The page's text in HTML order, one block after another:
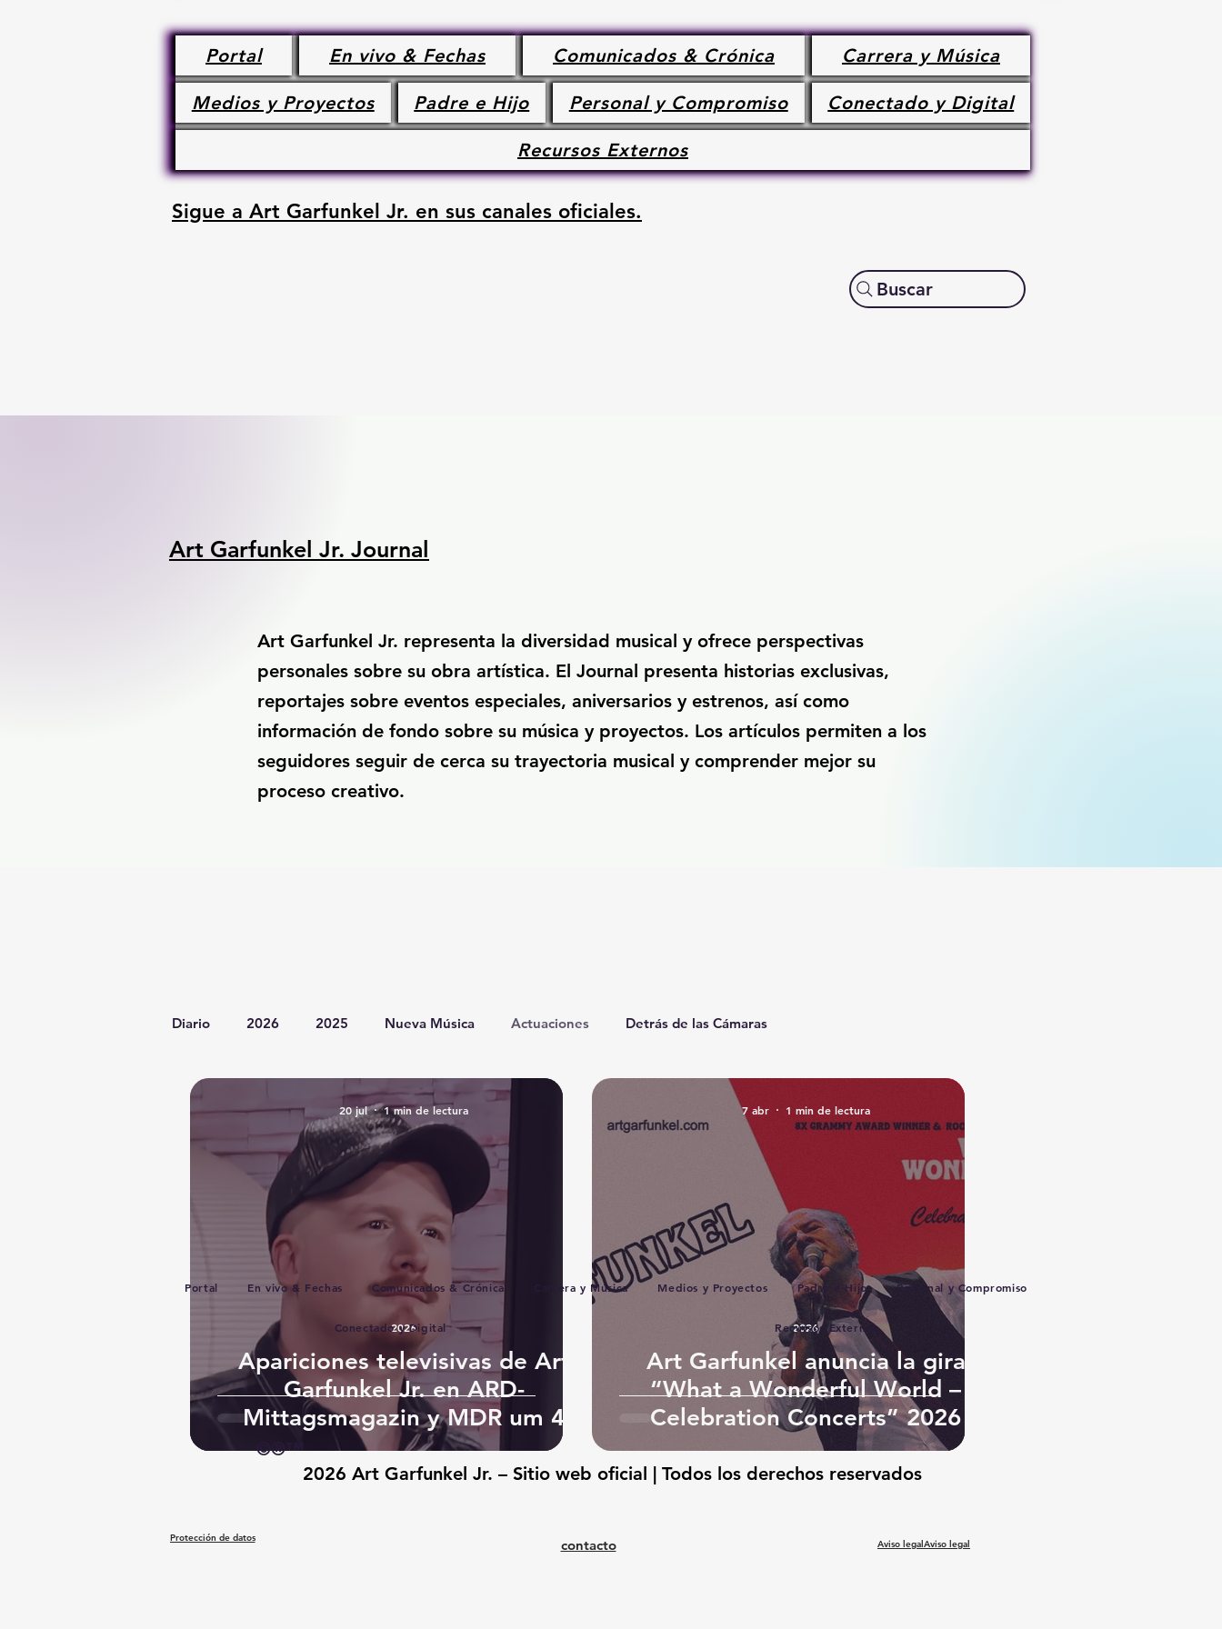
Portal En vivo & Fechas Comunicados & Crónica Carrera y Música
Medios y Proyectos Padre e Hijo Personal y Compromiso Conectado y Digital
Recursos Externos
Sigue a Art Garfunkel Jr. en sus canales oficiales.
Buscar
Art Garfunkel Jr. Journal
Art Garfunkel Jr. representa la diversidad musical y ofrece perspectivas
personales sobre su obra artística. El Journal presenta historias exclusivas,
reportajes sobre eventos especiales, aniversarios y estrenos, así como
información de fondo sobre su música y proyectos. Los artículos permiten a los
seguidores seguir de cerca su trayectoria musical y comprender mejor su
proceso creativo.
Diario 2026 2025 Nueva Música Actuaciones Detrás de las Cámaras
Reflexiones sobre Música y Álbumes Apariciones en TV Perspectivas Personales
Apariciones televisivas de Art
Garfunkel Jr. en ARD-
Mittagsmagazin y MDR um 4
2026
20 jul 1 min de lectura
Art Garfunkel anuncia la gira
“What a Wonderful World –
Celebration Concerts” 2026
2026
7 abr 1 min de lectura
Portal En vivo & Fechas Comunicados & Crónica Carrera y Música Medios y Proyectos Padre e Hijo Personal y Compromiso
Conectado y Digital Recursos Externos
©®™
2026 Art Garfunkel Jr. – Sitio web oficial | Todos los derechos reservados
Protección de datos contacto Aviso legalAviso legal